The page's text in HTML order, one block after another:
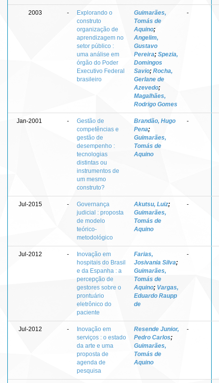
2003 -
Explorando o
construto
organização de
aprendizagem no
setor público :
uma análise em
órgão do Poder
Executivo Federal
brasileiro
Guimarães,
Tomás de
Aquino;
Angelim,
Gustavo
Pereira; Spezia,
Domingos
Savio; Rocha,
Gerlane de
Azevedo;
Magalhães,
Rodrigo Gomes
-
Jan-2001 -
Gestão de
competências e
gestão de
desempenho :
tecnologias
distintas ou
instrumentos de
um mesmo
construto?
Brandão, Hugo
Pena;
Guimarães,
Tomás de
Aquino
-
Jul-2015 -
Governança
judicial : proposta
de modelo
teórico-
metodológico
Akutsu, Luiz;
Guimarães,
Tomás de
Aquino
-
Jul-2012 -
Inovação em
hospitais do Brasil
e da Espanha : a
percepção de
gestores sobre o
prontuário
eletrônico do
paciente
Farias,
Josivania Silva;
Guimarães,
Tomás de
Aquino; Vargas,
Eduardo Raupp
de
-
Jul-2012 -
Inovação em
serviços : o estado
da arte e uma
proposta de
agenda de
pesquisa
Resende Junior,
Pedro Carlos;
Guimarães,
Tomás de
Aquino
-